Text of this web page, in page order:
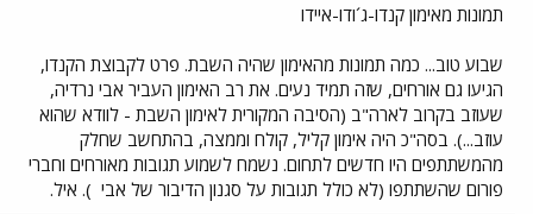
י
תמונות מאימון קנדו-ג´ודו-איידו
שבוע טוב... כמה תמונות מהאימון שהיה השבת. פרט לקבוצת הקנדו,
הגיעו גם אורחים, שזה תמיד נעים. את רב האימון העביר אבי נרדיה,
שעוזב בקרוב לארה"ב (הסיבה המקורית לאימון השבת - לוודא שהוא
עוזב...). בסה"כ היה אימון קליל, קולח וממצה, בהתחשב שחלק
מהמשתתפים היו חדשים לתחום. נשמח לשמוע תגובות מאורחים וחברי
פורום שהשתתפו (לא כולל תגובות על סגנון הדיבור של אבי ). איל.